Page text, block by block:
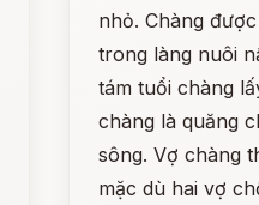
nhỏ. Chàng
trong làng nuôi
tám tuổi chàng
chàng là quăng
sông. Vợ chàng
mặc dù hai vợ